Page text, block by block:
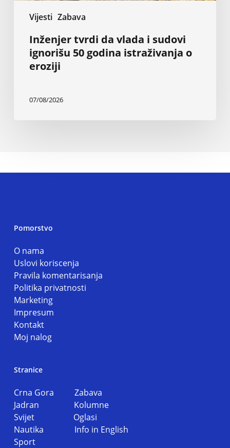
Vijesti Zabava
Inženjer tvrdi da vlada i sudovi
ignorišu 50 godina istraživanja o
eroziji
07/08/2026
Pomorstvo
O nama
Uslovi koriscenja
Pravila komentarisanja
Politika privatnosti
Marketing
Impresum
Kontakt
Moj nalog
Stranice
Crna Gora Zabava
Jadran Kolumne
Svijet Oglasi
Nautika Info in English
Sport